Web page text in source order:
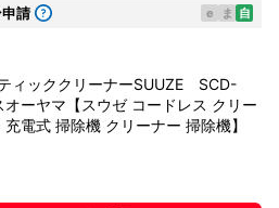
請 e ま 自
ィッククリーナーSUUZE SCD-
ーヤマ【スウゼ コードレス クリー
電式 掃除機 クリーナー 掃除機】